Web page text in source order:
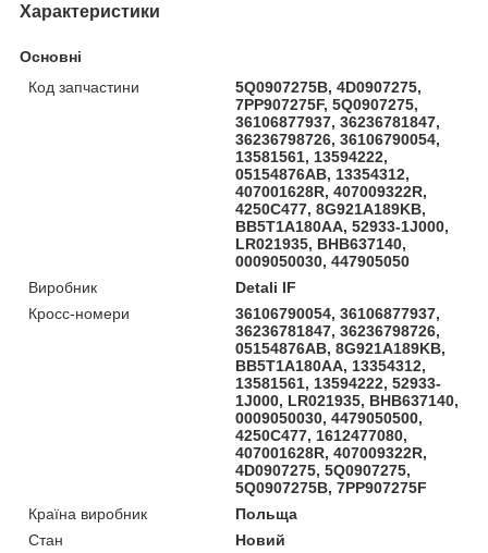
Характеристики
Основні
Код запчастини
5Q0907275B, 4D0907275,
7PP907275F, 5Q0907275,
36106877937, 36236781847,
36236798726, 36106790054,
13581561, 13594222,
05154876AB, 13354312,
407001628R, 407009322R,
4250C477, 8G921A189KB,
BB5T1A180AA, 52933-1J000,
LR021935, BHB637140,
0009050030, 447905050
Виробник
Detali IF
Кросс-номери
36106790054, 36106877937,
36236781847, 36236798726,
05154876AB, 8G921A189KB,
BB5T1A180AA, 13354312,
13581561, 13594222, 52933-
1J000, LR021935, BHB637140,
0009050030, 4479050500,
4250C477, 1612477080,
407001628R, 407009322R,
4D0907275, 5Q0907275,
5Q0907275B, 7PP907275F
Країна виробник
Польща
Стан
Новий